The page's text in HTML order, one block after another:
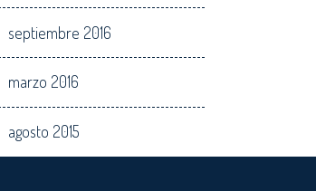
septiembre 2016
marzo 2016
agosto 2015